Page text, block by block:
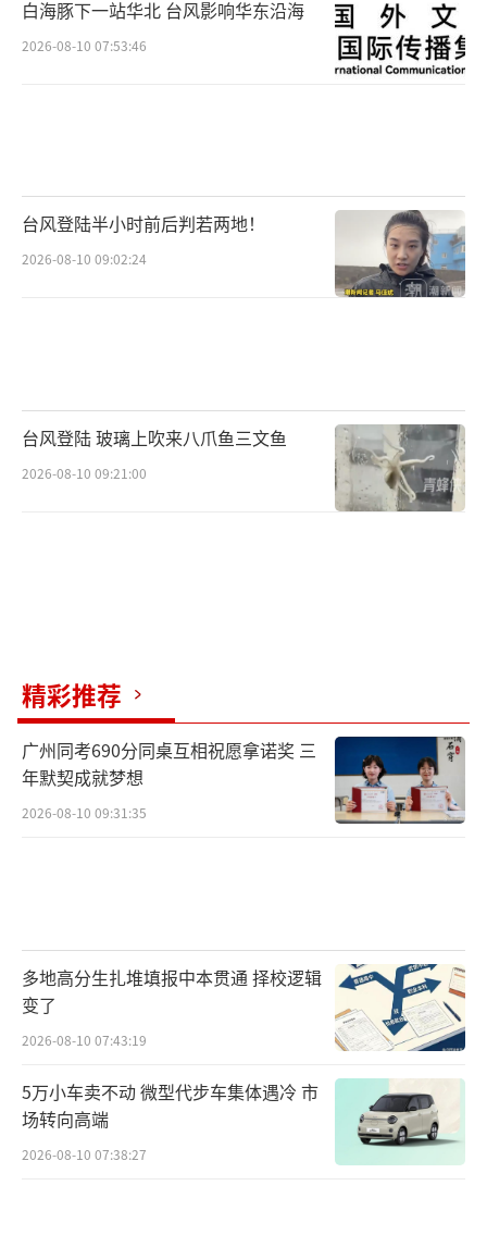
白海豚下一站华北 台风影响华东沿海
2026-08-10 07:53:46
台风登陆半小时前后判若两地！
2026-08-10 09:02:24
台风登陆 玻璃上吹来八爪鱼三文鱼
2026-08-10 09:21:00
精彩推荐
广州同考690分同桌互相祝愿拿诺奖 三
年默契成就梦想
2026-08-10 09:31:35
多地高分生扎堆填报中本贯通 择校逻辑
变了
2026-08-10 07:43:19
5万小车卖不动 微型代步车集体遇冷 市
场转向高端
2026-08-10 07:38:27